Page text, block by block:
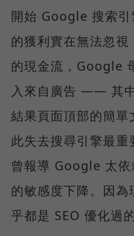
開始 Google 搜索引
的獲利實在無法忽
的現金流，Google
入來自廣告 —— 其
結果頁面頂部的簡
此失去搜尋引擎最重
曾報導 Google 太依
的敏感度下降。因
乎都是 SEO 優化過